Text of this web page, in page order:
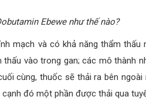
Ebewe như thế nào?
mạch và có khả năng thẩm thấu
vào trong gan; các mô thành
cùng, thuốc sẽ thải ra bên ngoài
đó một phần được thải qua